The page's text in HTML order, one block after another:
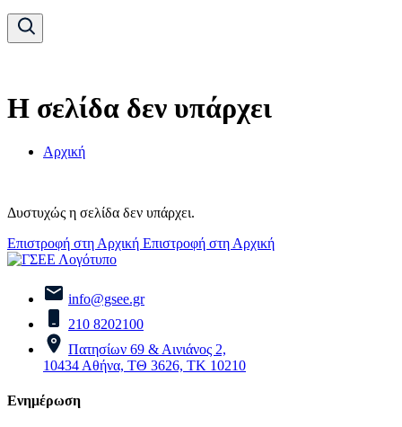
Η σελίδα δεν υπάρχει
Αρχική
Δυστυχώς η σελίδα δεν υπάρχει.
Επιστροφή στη Αρχική Επιστροφή στη Αρχική
info@gsee.gr
210 8202100
Πατησίων 69 & Αινιάνος 2,
10434 Αθήνα, ΤΘ 3626, ΤΚ 10210
Ενημέρωση